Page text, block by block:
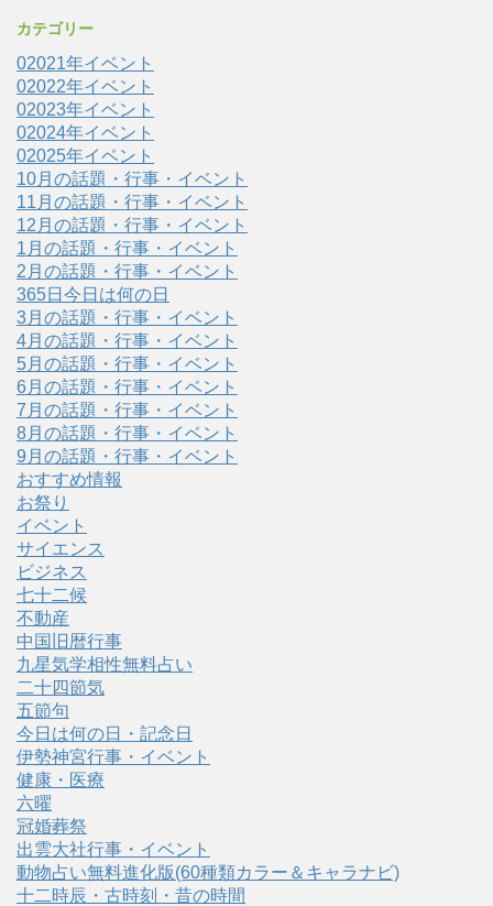
カテゴリー
02021年イベント
02022年イベント
02023年イベント
02024年イベント
02025年イベント
10月の話題・行事・イベント
11月の話題・行事・イベント
12月の話題・行事・イベント
1月の話題・行事・イベント
2月の話題・行事・イベント
365日今日は何の日
3月の話題・行事・イベント
4月の話題・行事・イベント
5月の話題・行事・イベント
6月の話題・行事・イベント
7月の話題・行事・イベント
8月の話題・行事・イベント
9月の話題・行事・イベント
おすすめ情報
お祭り
イベント
サイエンス
ビジネス
七十二候
不動産
中国旧暦行事
九星気学相性無料占い
二十四節気
五節句
今日は何の日・記念日
伊勢神宮行事・イベント
健康・医療
六曜
冠婚葬祭
出雲大社行事・イベント
動物占い無料進化版(60種類カラー＆キャラナビ)
十二時辰・古時刻・昔の時間